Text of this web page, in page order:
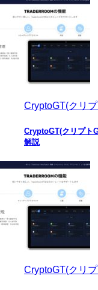
CryptoGT(クリ
CryptoGT(クリプト
解説
CryptoGT(クリ